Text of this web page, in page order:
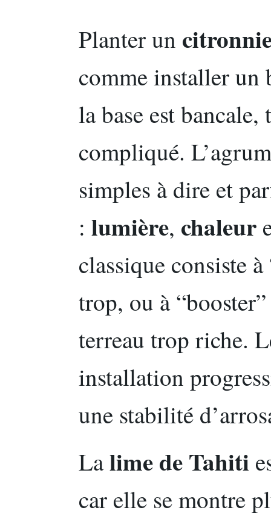
Planter un
comme installer un
la base est
compliqué.
simples à dire et
: lumière, chaleur
classique consiste
trop, ou à
terreau trop riche.
installation
une stabilité
Lalime de Tahiti
car elle se montre